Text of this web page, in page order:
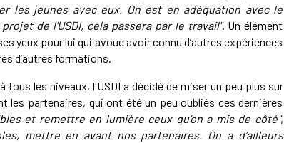
les jeunes avec eux. On est en adéquation avec le
de l'USDI, cela passera par le travail". Un élément
yeux pour lui qui avoue avoir connu d’autres expériences
d’autres formations.
les niveaux, l'USDI a décidé de miser un peu plus sur
les partenaires, qui ont été un peu oubliés ces dernières
et remettre en lumière ceux qu’on a mis de côté",
mettre en avant nos partenaires. On a d’ailleurs